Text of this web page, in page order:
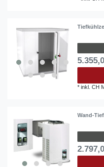
*inkl. CH
Wand-